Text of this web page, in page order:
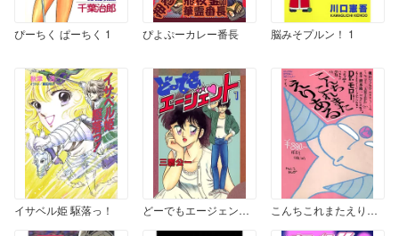
ぴーちく ぱーちく 1 ぴよぷーカレー番長 脳みそプルン！ 1
イサベル姫 駆落っ！ どーでもエージェント 1 こんちこれまたえりある